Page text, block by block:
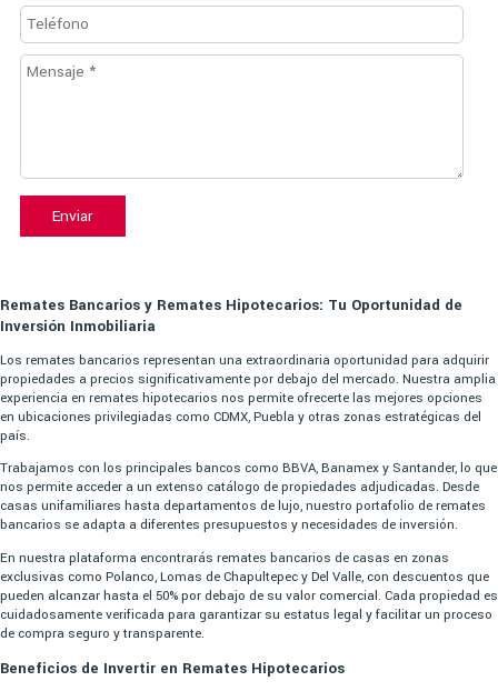
Enviar
Remates Bancarios y Remates Hipotecarios: Tu Oportunidad de
Inversión Inmobiliaria
Los remates bancarios representan una extraordinaria oportunidad para adquirir
propiedades a precios significativamente por debajo del mercado. Nuestra amplia
experiencia en remates hipotecarios nos permite ofrecerte las mejores opciones
en ubicaciones privilegiadas como CDMX, Puebla y otras zonas estratégicas del
país.
Trabajamos con los principales bancos como BBVA, Banamex y Santander, lo que
nos permite acceder a un extenso catálogo de propiedades adjudicadas. Desde
casas unifamiliares hasta departamentos de lujo, nuestro portafolio de remates
bancarios se adapta a diferentes presupuestos y necesidades de inversión.
En nuestra plataforma encontrarás remates bancarios de casas en zonas
exclusivas como Polanco, Lomas de Chapultepec y Del Valle, con descuentos que
pueden alcanzar hasta el 50% por debajo de su valor comercial. Cada propiedad es
cuidadosamente verificada para garantizar su estatus legal y facilitar un proceso
de compra seguro y transparente.
Beneficios de Invertir en Remates Hipotecarios